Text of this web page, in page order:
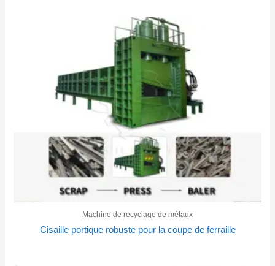
Machine de recyclage de métaux
Cisaille portique robuste pour la coupe de ferraille